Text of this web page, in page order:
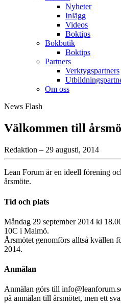
Nyheter
Inlägg
Videos
Boktips
Bokbutik
Boktips
Partners
Verktygspartners
Om oss
News Flash
Välkommen till
Redaktion – 29 augusti, 2014
Lean Forum är en ideell förening
årsmöte.
Tid och plats
Måndag 29 september 2014 kl
10C i Malmö.
Årsmötet genomförs alltså kvällen
2014.
Anmälan
Anmälan görs till
på anmälan till årsmötet, men ett